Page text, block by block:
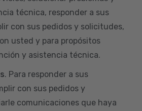
técnica, responder a sus
con sus pedidos y solicitudes,
usted y para propósitos
y asistencia técnica.
. Para responder a sus
con sus pedidos y
comunicaciones que haya